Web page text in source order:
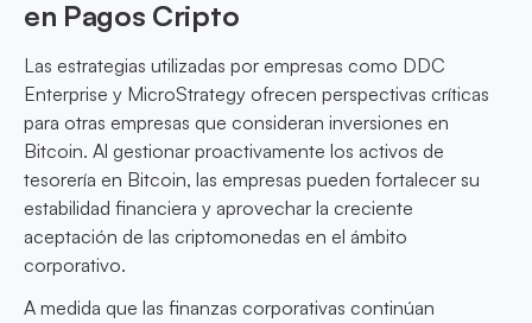
en Pagos Cripto
Las estrategias utilizadas por empresas como DDC
Enterprise y MicroStrategy ofrecen perspectivas críticas
para otras empresas que consideran inversiones en
Bitcoin. Al gestionar proactivamente los activos de
tesorería en Bitcoin, las empresas pueden fortalecer su
estabilidad financiera y aprovechar la creciente
aceptación de las criptomonedas en el ámbito
corporativo.
A medida que las finanzas corporativas continúan